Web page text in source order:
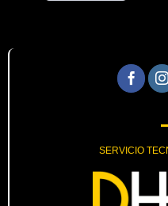
SERVICIO